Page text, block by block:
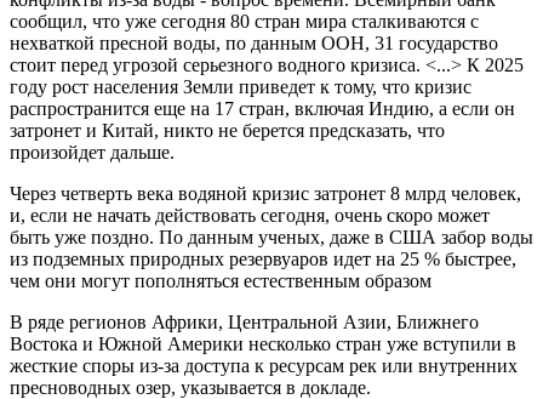
сообщил, что уже сегодня 80 стран мира сталкиваются с
нехваткой пресной воды, по данным ООН, 31 государство
стоит перед угрозой серьезного водного кризиса. <...> К 2025
году рост населения Земли приведет к тому, что кризис
распространится еще на 17 стран, включая Индию, а если он
затронет и Китай, никто не берется предсказать, что
произойдет дальше.
Через четверть века водяной кризис затронет 8 млрд человек,
и, если не начать действовать сегодня, очень скоро может
быть уже поздно. По данным ученых, даже в США забор воды
из подземных природных резервуаров идет на 25 % быстрее,
чем они могут пополняться естественным образом
В ряде регионов Африки, Центральной Азии, Ближнего
Востока и Южной Америки несколько стран уже вступили в
жесткие споры из-за доступа к ресурсам рек или внутренних
пресноводных озер, указывается в докладе.